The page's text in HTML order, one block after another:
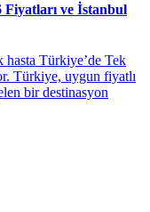
ve İstanbul
hasta Türkiye’de Tek
Türkiye, uygun fiyatlı
bir destinasyon